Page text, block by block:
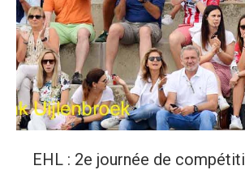
EHL : 2e journée de